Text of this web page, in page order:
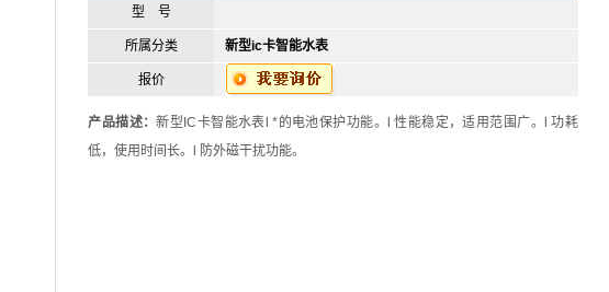
型 号
所属分类 新型ic卡智能水表
报价
产品描述：新型IC卡智能水表l *的电池保护功能。l 性能稳定，适用范围广。l 功耗
低，使用时间长。l 防外磁干扰功能。